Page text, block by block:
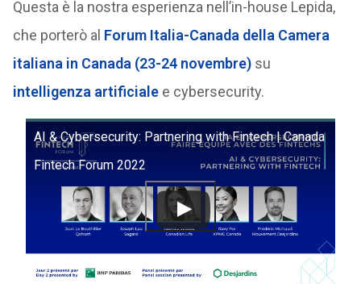
Questa è la nostra esperienza nell’in-house Lepida,
che porterò al Forum Italia-Canada della Camera
italiana in Canada (23-24 novembre)su
intelligenza artificialee cybersecurity.
AI & Cybersecurity: Partnering with Fintech | Canada
Fintech Forum 2022